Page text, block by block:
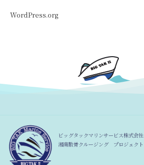
WordPress.org
ビッグタックマリンサービス株式会社
湘南散骨クルージング プロジェクト